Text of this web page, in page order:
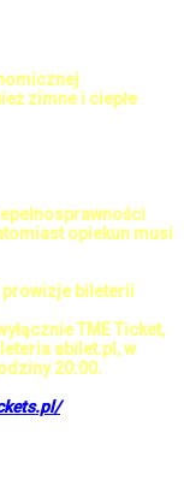
zimne i ciepłe
opiekun musi
prowizje bileterii
TME Ticket,
abilet.pl, w
20:00.